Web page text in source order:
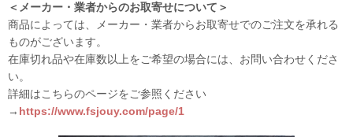
＜メーカー・業者からのお取寄せについて＞
商品によっては、メーカー・業者からお取寄せでのご注文を承れる
ものがございます。
在庫切れ品や在庫数以上をご希望の場合には、お問い合わせくださ
い。
詳細はこちらのページをご参照ください
→ https://www.fsjouy.com/page/1